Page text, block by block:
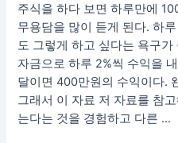
주식을 하다 보면 하루만에
무용담을 많이 듣게 된다. 하
도 그렇게 하고 싶다는 욕구
자금으로 하루 2%씩 수익을
달이면 400만원의 수익이다.
그래서 이 자료 저 자료를 참
는다는 것을 경험하고 다른 …
파
할
때
N
자
형
파